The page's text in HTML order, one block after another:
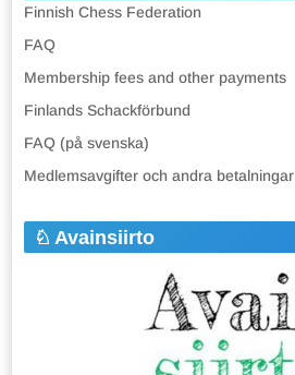
Finnish Chess Federation
FAQ
Membership fees and other payments
Finlands Schackförbund
FAQ (på svenska)
Medlemsavgifter och andra betalningar
Avainsiirto